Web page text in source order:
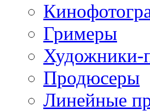
Гримеры
Художники-
Продюсеры
Линейные